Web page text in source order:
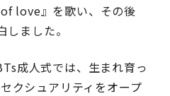
love』を歌い、その後
しました。
成人式では、生まれ育っ
クシュアリティをオープ